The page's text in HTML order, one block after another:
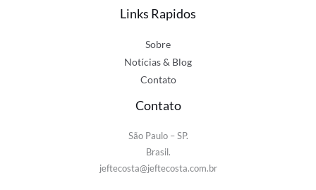
Links Rapidos
Sobre
Notícias & Blog
Contato
Contato
São Paulo – SP.
Brasil.
jeftecosta@jeftecosta.com.br